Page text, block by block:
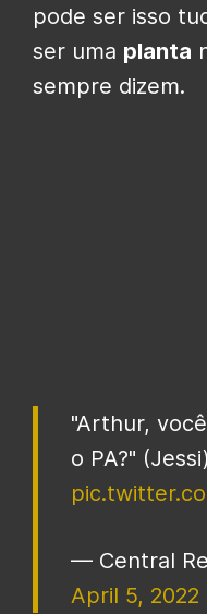
pode ser isso
ser uma planta
sempre dizem.
"Arthur,
o PA?" (Jessi)
— Central
April 5, 2022